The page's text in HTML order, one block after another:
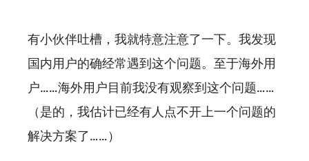
有小伙伴吐槽，我就特意注意了一下。我发现
国内用户的确经常遇到这个问题。至于海外用
户……海外用户目前我没有观察到这个问题……
（是的，我估计已经有人点不开上一个问题的
解决方案了……）